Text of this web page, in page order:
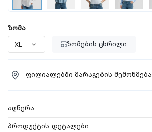
ზომა
ზომების ცხრილი
ფილიალებში მარაგების შემოწმება
აღწერა
პროდუქტის დეტალები